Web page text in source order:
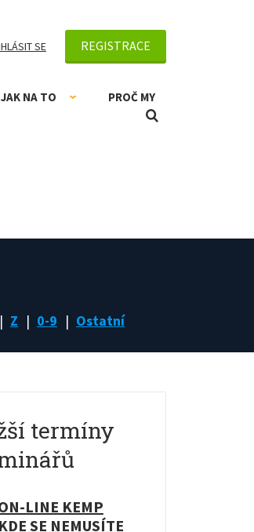
SE REGISTRACE
JAK NA TO PROČ MY
Z 0-9 Ostatní
termíny
LINE KEMP
SE NEMUSÍTE